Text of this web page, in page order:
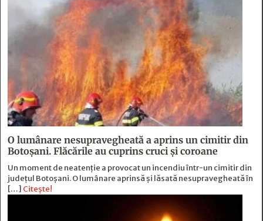
O lumânare nesupravegheată a aprins un cimitir din
Botoșani. Flăcările au cuprins cruci și coroane
Un moment de neatenție a provocat un incendiu într-un cimitir din
județul Botoșani. O lumânare aprinsă și lăsată nesupravegheată în
[…] Citește!